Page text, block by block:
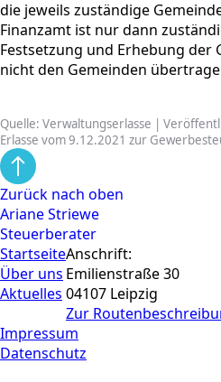
die jeweils zuständige
Finanzamt ist nur dann
Festsetzung und Erhebung der
nicht den Gemeinden
Quelle: Verwaltungserlasse |
Erlasse vom 9.12.2021 zur
Zurück nach oben
Ariane Striewe
Steuerberater
Startseite
Über uns
Aktuelles
Anschrift:
Emilienstraße 30
04107 Leipzig
Zur
Impressum
Datenschutz